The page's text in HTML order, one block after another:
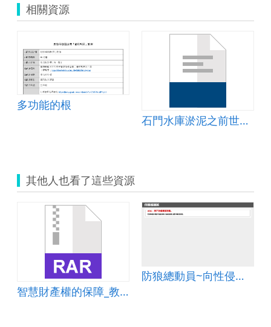
相關資源
多功能的根
石門水庫淤泥之前世今生
其他人也看了這些資源
智慧財產權的保障_教學教案
防狼總動員~向性侵害說不